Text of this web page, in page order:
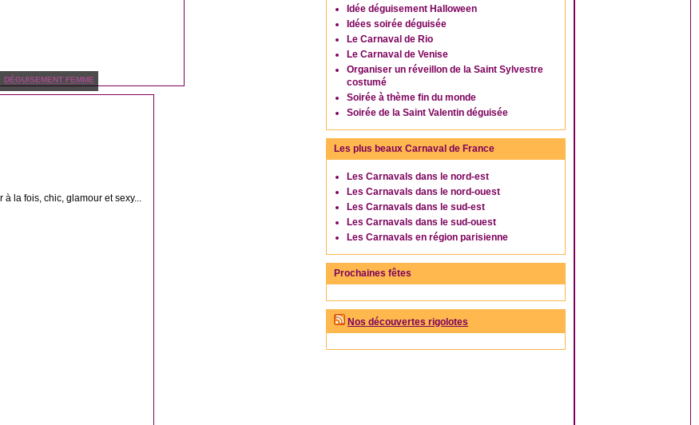
DÉGUISEMENT FEMME
la fois, chic, glamour et sexy...
Idée déguisement Halloween
Idées soirée déguisée
Le Carnaval de Rio
Le Carnaval de Venise
Organiser un réveillon de la Saint Sylvestre
costumé
Soirée à thème fin du monde
Soirée de la Saint Valentin déguisée
Les plus beaux Carnaval de France
Les Carnavals dans le nord-est
Les Carnavals dans le nord-ouest
Les Carnavals dans le sud-est
Les Carnavals dans le sud-ouest
Les Carnavals en région parisienne
Prochaines fêtes
Nos découvertes rigolotes